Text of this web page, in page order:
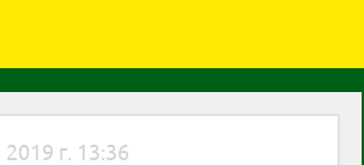
г. 13:36